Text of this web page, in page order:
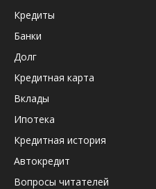
Кредиты
Банки
Долг
Кредитная карта
Вклады
Ипотека
Кредитная история
Автокредит
Вопросы читателей